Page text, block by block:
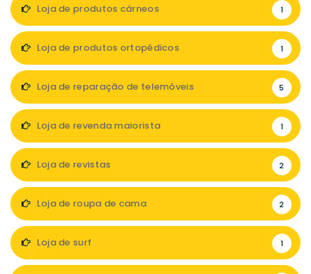
Loja de produtos cárneos 1
Loja de produtos ortopédicos 1
Loja de reparação de telemóveis 5
Loja de revenda maiorista 1
Loja de revistas 2
Loja de roupa de cama 2
Loja de surf 1